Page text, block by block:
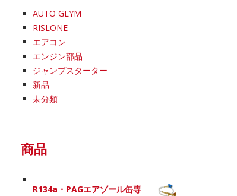
AUTO GLYM
RISLONE
エアコン
エンジン部品
ジャンプスターター
新品
未分類
商品
R134a・PAGエアゾール缶専